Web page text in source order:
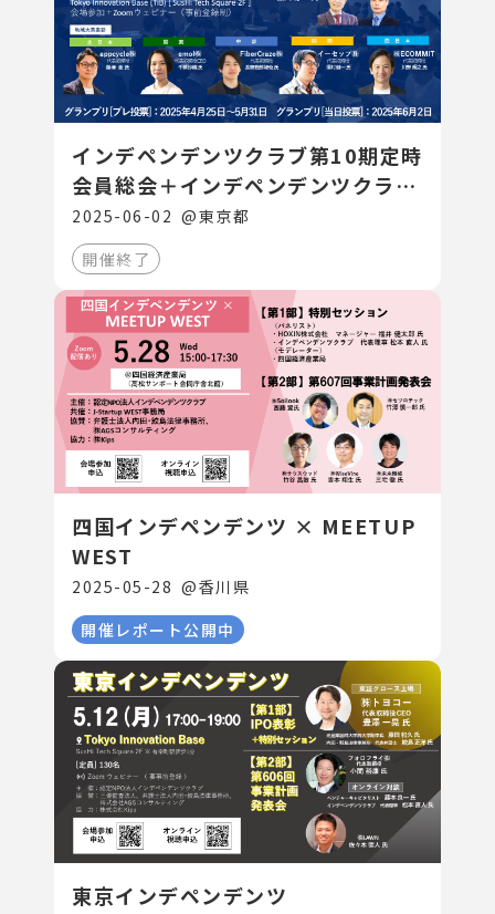
インデペンデンツクラブ第10期定時
会員総会＋インデペンデンツクラブ
大賞表彰
2025-06-02 @東京都
開催終了
四国インデペンデンツ × MEETUP
WEST
2025-05-28 @香川県
開催レポート公開中
東京インデペンデンツ